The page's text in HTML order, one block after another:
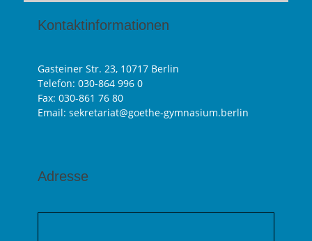
Kontaktinformationen
Gasteiner Str. 23, 10717 Berlin
Telefon: 030-864 996 0
Fax: 030-861 76 80
Email: sekretariat@goethe-gymnasium.berlin
Adresse